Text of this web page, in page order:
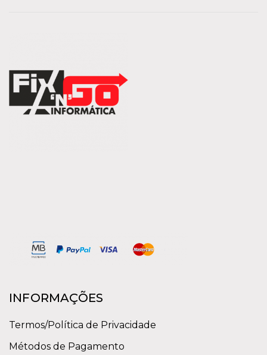
INFORMAÇÕES
Termos/Política de Privacidade
Métodos de Pagamento